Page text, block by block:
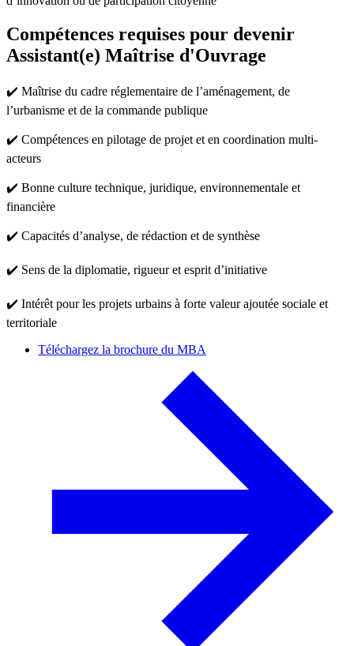
Compétences requises pour devenir
Assistant(e) Maîtrise d'Ouvrage
✔️ Maîtrise du cadre réglementaire de l’aménagement, de
l’urbanisme et de la commande publique
✔️ Compétences en pilotage de projet et en coordination multi-
acteurs
✔️ Bonne culture technique, juridique, environnementale et
financière
✔️ Capacités d’analyse, de rédaction et de synthèse
✔️ Sens de la diplomatie, rigueur et esprit d’initiative
✔️ Intérêt pour les projets urbains à forte valeur ajoutée sociale et
territoriale
Téléchargez la brochure du MBA